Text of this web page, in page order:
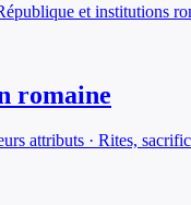
et institutions
romaine
attributs · Rites,